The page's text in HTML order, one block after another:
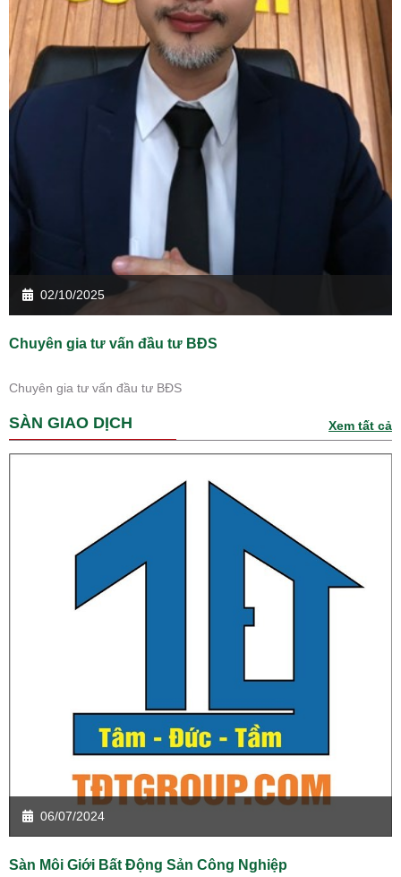
02/10/2025
Chuyên gia tư vấn đầu tư BĐS
Chuyên gia tư vấn đầu tư BĐS
SÀN GIAO DỊCH Xem tất cả
06/07/2024
Sàn Môi Giới Bất Động Sản Công Nghiệp